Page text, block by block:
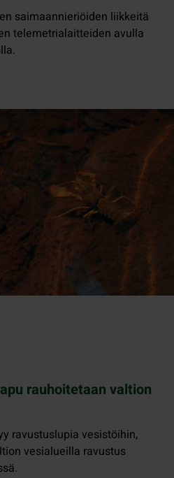
saimaannieriöiden liikkeitä
telemetrialaitteiden avulla
rauhoitetaan valtion
ravustuslupia vesistöihin,
vesialueilla ravustus